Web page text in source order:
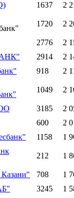
1637 2
1720 2
2776
2
2914
2
918 2
1049 2
3185
2
600
2
1158 1
212 1
708
1
3245
1